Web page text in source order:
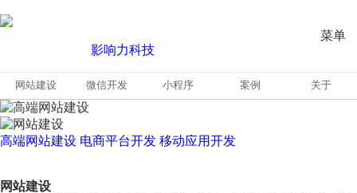
菜单
网站建设 微信开发 小程序 案例 关于
高端网站建设 电商平台开发 移动应用开发
网站建设